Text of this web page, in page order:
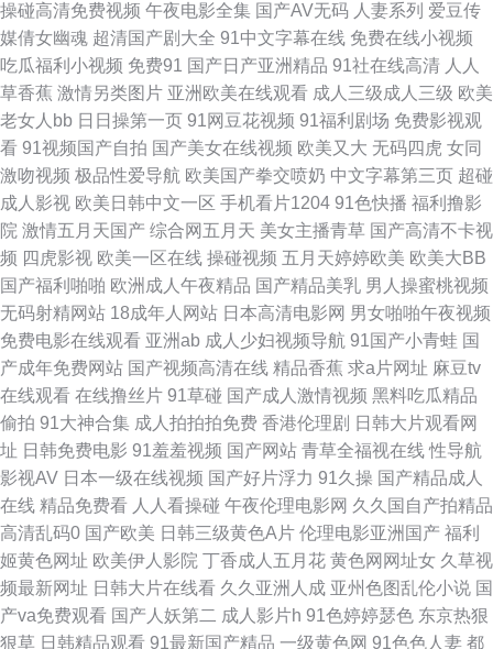
91tv澳洲华人 一本道国片 老司机综合网 激情另类春色 欧美日韩国产自在线
黄色废料软件 天堂网两性 国产不卡在线日本 91黄淫直播视频 丁香午夜超碰
久久嫩草成人 日本四虎AV蜜桃 九草影院 狠狠涩夜夜 豆花官网入口 一级视频
在线看 亚洲日AV人人蜜臀 久久色精品在线免费 香蕉伊人久操 国产精品国产
精国产 成人网站在线综合观看 天天抠逼 亚洲成人观看高清天堂精品免费影
院福利a片 欧美女自慰 欧美老妇ⅹⅹⅹ 精品18久久 91在现免费观看 亚洲海角
天堂 国产美女色 97福利在线观看 久久性欲网 欧美大片aa爱爱视频 国产在线
视频影院 91po成 在线电影黄色 人妖被c黄在线网站 99久久精品一区二区
avtt久久天堂 AV日韩成人在线 日韩无码电影网址 91po福利姬 男女操的视频
网站 少妇久久5151 久热精品手机在线 欧美123区 91青青草在线 色欲综合久
久 久草国产涩在线 91香蕉在线网站 黄色仓库网址入口 成人在线天堂在线观
操碰高清免费视频 午夜电影全集 国产AV无码 人妻系列 爱豆传
媒倩女幽魂 超清国产剧大全 91中文字幕在线 免费在线小视频
吃瓜福利小视频 免费91 国产日产亚洲精品 91社在线高清 人人
草香蕉 激情另类图片 亚洲欧美在线观看 成人三级成人三级 欧美
老女人bb 日日操第一页 91网豆花视频 91福利剧场 免费影视观
看 91视频国产自拍 国产美女在线视频 欧美又大 无码四虎 女同
激吻视频 极品性爱导航 欧美国产拳交喷奶 中文字幕第三页 超碰
成人影视 欧美日韩中文一区 手机看片1204 91色快播 福利撸影
院 激情五月天国产 综合网五月天 美女主播青草 国产高清不卡视
频 四虎影视 欧美一区在线 操碰视频 五月天婷婷欧美 欧美大BB
国产福利啪啪 欧洲成人午夜精品 国产精品美乳 男人操蜜桃视频
无码射精网站 18成年人网站 日本高清电影网 男女啪啪午夜视频
免费电影在线观看 亚洲ab 成人少妇视频导航 91国产小青蛙 国
产成年免费网站 国产视频高清在线 精品香蕉 求a片网址 麻豆tv
在线观看 在线撸丝片 91草碰 国产成人激情视频 黑料吃瓜精品
偷拍 91大神合集 成人拍拍拍免费 香港伦理剧 日韩大片观看网
址 日韩免费电影 91羞羞视频 国产网站 青草全福视在线 性导航
影视AV 日本一级在线视频 国产好片浮力 91久操 国产精品成人
在线 精品免费看 人人看操碰 午夜伦理电影网 久久国自产拍精品
高清乱码0 国产欧美 日韩三级黄色A片 伦理电影亚洲国产 福利
姬黄色网址 欧美伊人影院 丁香成人五月花 黄色网网址女 久草视
频最新网址 日韩大片在线看 久久亚洲人成 亚州色图乱伦小说 国
产va免费观看 国产人妖第二 成人影片h 91色婷婷瑟色 东京热狠
狠草 日韩精品观看 91最新国产精品 一级黄色网 91色色人妻 都